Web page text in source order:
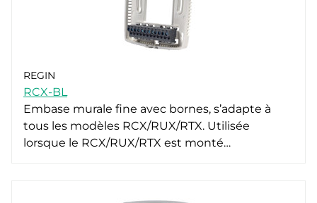
REGIN
RCX-BL
Embase murale fine avec bornes, s’adapte à
tous les modèles RCX/RUX/RTX. Utilisée
lorsque le RCX/RUX/RTX est monté…